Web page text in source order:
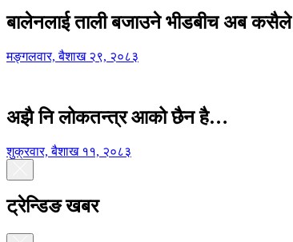
बालेनलाई ताली बजाउने भीडबीच अब
मङ्गलवार, बैशाख २९, २०८३
अझै नि लोकतन्त्र आको छैन है…
शुक्रवार, बैशाख ११, २०८३
ट्रेन्डिङ खबर